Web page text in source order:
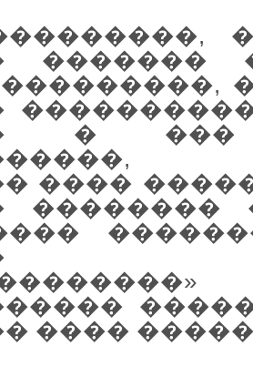
�������
� ���
����
��������
����